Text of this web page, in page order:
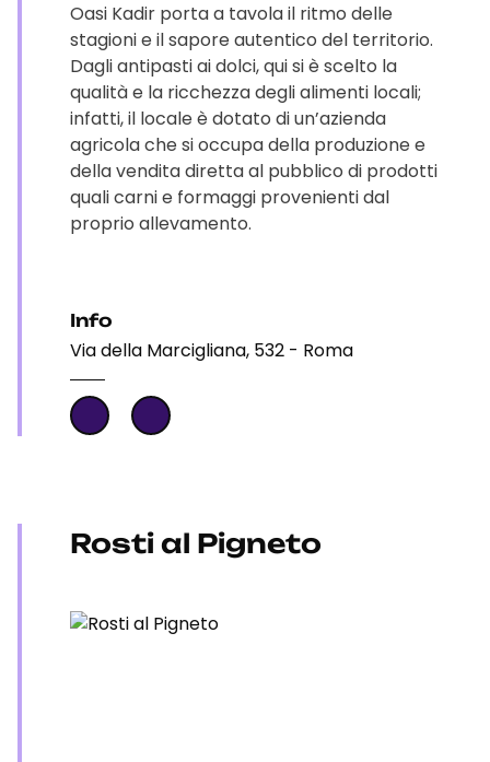
Oasi Kadir porta a tavola il ritmo delle
stagioni e il sapore autentico del territorio.
Dagli antipasti ai dolci, qui si è scelto la
qualità e la ricchezza degli alimenti locali;
infatti, il locale è dotato di un’azienda
agricola che si occupa della produzione e
della vendita diretta al pubblico di prodotti
quali carni e formaggi provenienti dal
proprio allevamento.
Info
Via della Marcigliana, 532 - Roma
Rosti al Pigneto